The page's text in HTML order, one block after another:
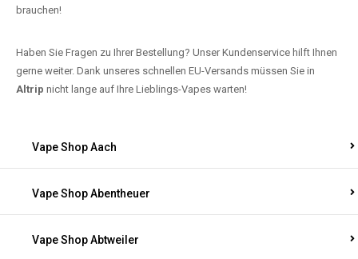
brauchen!
Haben Sie Fragen zu Ihrer Bestellung? Unser Kundenservice hilft Ihnen
gerne weiter. Dank unseres schnellen EU-Versands müssen Sie in
Altrip nicht lange auf Ihre Lieblings-Vapes warten!
Vape Shop Aach
Vape Shop Abentheuer
Vape Shop Abtweiler